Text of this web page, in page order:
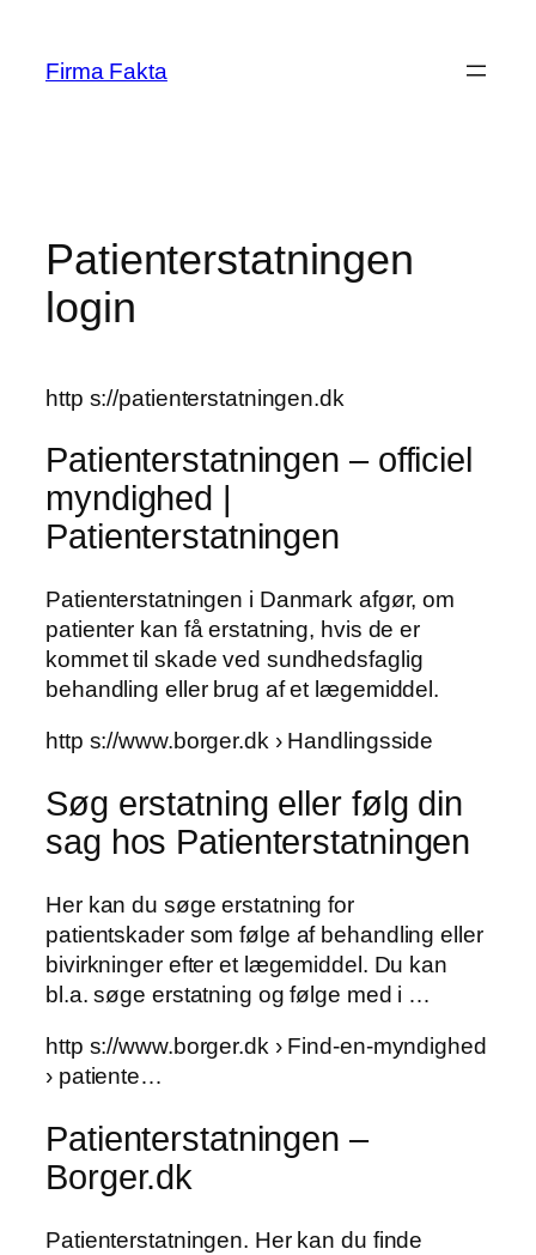
content
Firma Fakta
Patienterstatningen
login
http s://patienterstatningen.dk
Patienterstatningen – officiel
myndighed |
Patienterstatningen
Patienterstatningen i Danmark afgør, om
patienter kan få erstatning, hvis de er
kommet til skade ved sundhedsfaglig
behandling eller brug af et lægemiddel.
http s://www.borger.dk › Handlingsside
Søg erstatning eller følg din
sag hos Patienterstatningen
Her kan du søge erstatning for
patientskader som følge af behandling eller
bivirkninger efter et lægemiddel. Du kan
bl.a. søge erstatning og følge med i …
http s://www.borger.dk › Find-en-myndighed
› patiente…
Patienterstatningen –
Borger.dk
Patienterstatningen. ​Her kan du finde